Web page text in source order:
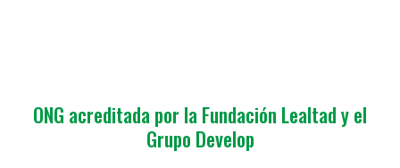
ONG acreditada por la Fundación Lealtad y el
Grupo Develop